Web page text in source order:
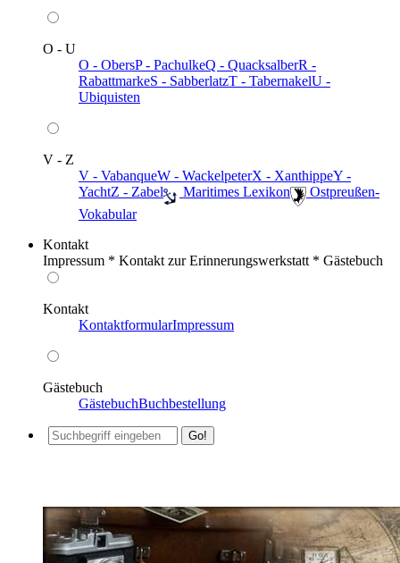
O - U
O - ObersP - PachulkeQ - QuacksalberR -
RabattmarkeS - SabberlatzT - TabernakelU -
Ubiquisten
V - Z
V - VabanqueW - WackelpeterX - XanthippeY -
YachtZ - Zabel ️ Maritimes Lexikon
️ Ostpreußen-
Vokabular
Kontakt
Impressum * Kontakt zur Erinnerungswerkstatt * Gästebuch
Kontakt
KontaktformularImpressum
Gästebuch
GästebuchBuchbestellung